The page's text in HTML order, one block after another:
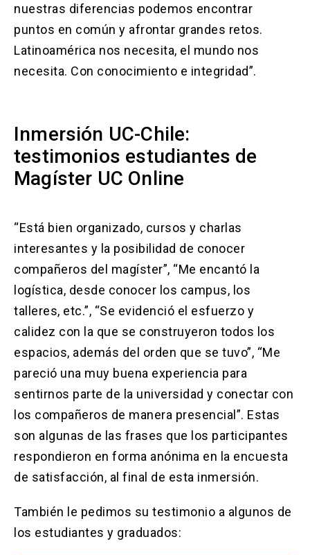
nuestras diferencias podemos encontrar
puntos en común y afrontar grandes retos.
Latinoamérica nos necesita, el mundo nos
necesita. Con conocimiento e integridad”.
Inmersión UC-Chile:
testimonios estudiantes de
Magíster UC Online
“Está bien organizado, cursos y charlas
interesantes y la posibilidad de conocer
compañeros del magíster”, “Me encantó la
logística, desde conocer los campus, los
talleres, etc.”, “Se evidenció el esfuerzo y
calidez con la que se construyeron todos los
espacios, además del orden que se tuvo”, “Me
pareció una muy buena experiencia para
sentirnos parte de la universidad y conectar con
los compañeros de manera presencial”. Estas
son algunas de las frases que los participantes
respondieron en forma anónima en la encuesta
de satisfacción, al final de esta inmersión.
También le pedimos su testimonio a algunos de
los estudiantes y graduados: